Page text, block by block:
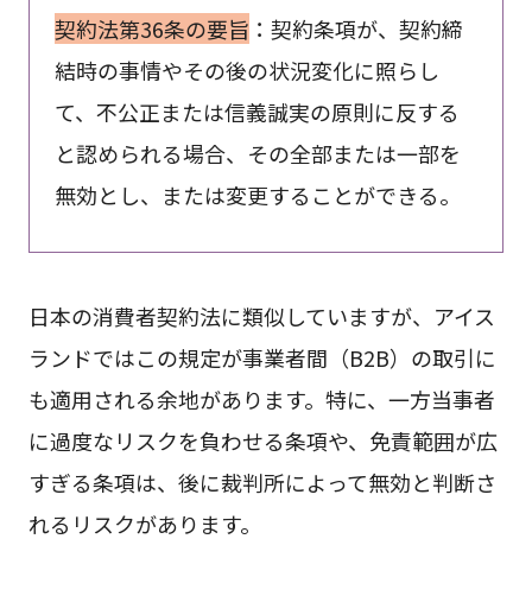
契約法第36条の要旨 ：契約条項が、契約締
結時の事情やその後の状況変化に照らし
て、不公正または信義誠実の原則に反する
と認められる場合、その全部または一部を
無効とし、または変更することができる。
日本の消費者契約法に類似していますが、アイス
ランドではこの規定が事業者間（B2B）の取引に
も適用される余地があります。特に、一方当事者
に過度なリスクを負わせる条項や、免責範囲が広
すぎる条項は、後に裁判所によって無効と判断さ
れるリスクがあります。